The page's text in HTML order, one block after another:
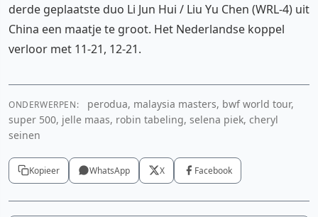
derde geplaatste duo Li Jun Hui / Liu Yu Chen (WRL-4) uit
China een maatje te groot. Het Nederlandse koppel
verloor met 11-21, 12-21.
ONDERWERPEN:
perodua, malaysia masters, bwf world tour,
super 500, jelle maas, robin tabeling, selena piek, cheryl
seinen
Kopieer WhatsApp X Facebook